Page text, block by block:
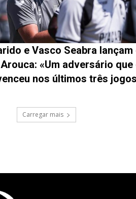
e Vasco Seabra lançam
«Um adversário que
nos últimos três
Carregar mais